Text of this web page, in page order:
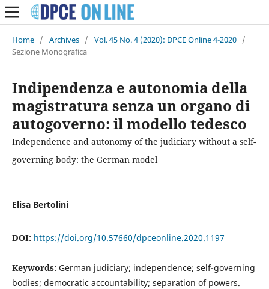
Home / Archives / Vol. 45 No. 4 (2020): DPCE Online 4-2020 /
Sezione Monografica
Indipendenza e autonomia della
magistratura senza un organo di
autogoverno: il modello tedesco
Independence and autonomy of the judiciary without a self-
governing body: the German model
Elisa Bertolini
DOI: https://doi.org/10.57660/dpceonline.2020.1197
Keywords: German judiciary; independence; self-governing
bodies; democratic accountability; separation of powers.